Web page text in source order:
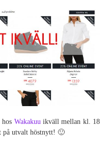
Wakakuuikväll mellan kl. 18
på utvalt höstnytt! 🙂